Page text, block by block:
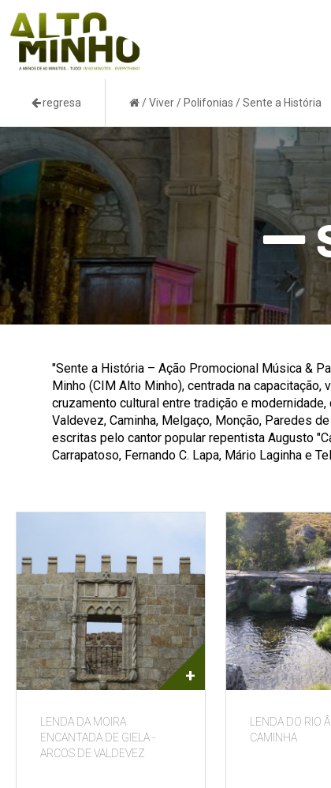
regresa /Viver/ Polifonias /Sente a História
"Sente a História – Ação Promocional Música &
Minho (CIM Alto Minho), centrada na
cruzamento cultural entre tradição e
Valdevez, Caminha, Melgaço, Monção, Paredes
escritas pelo cantor popular repentista Augusto
Carrapatoso, Fernando C. Lapa, Mário Laginha e
LENDA DA MOIRA
ENCANTADA DE GIELA -
ARCOS DE VALDEVEZ
+
LENDA DO RIO
CAMINHA